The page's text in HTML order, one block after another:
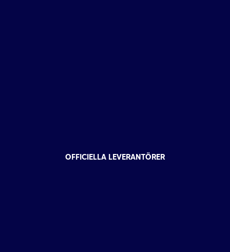
OFFICIELLA LEVERANTÖRER